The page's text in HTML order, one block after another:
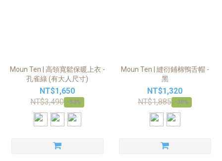
Moun Ten | 高領寬鬆保暖上衣 -
孔雀綠 (有大人尺寸)
NT$1,650
NT$3,490 -53%
Moun Ten | 縫衍鋪棉鴨舌帽 -
黑
NT$1,320
NT$1,885 -30%